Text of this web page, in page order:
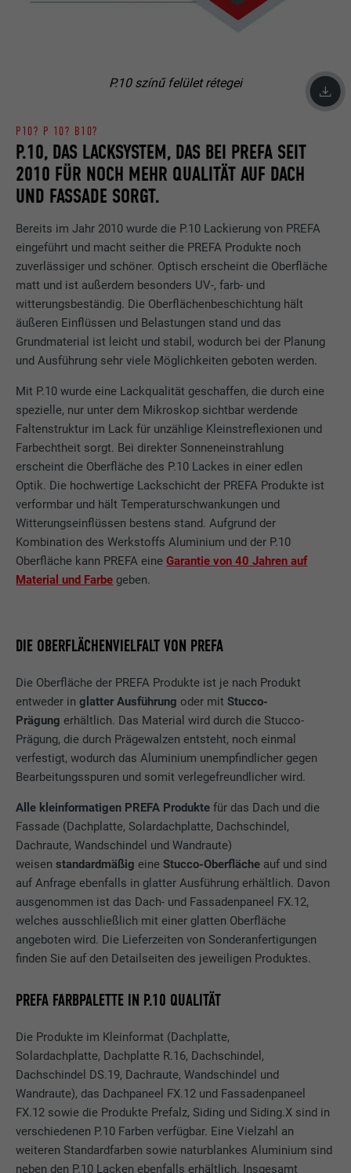
P.10, DAS LACKSYSTEM, DAS BEI PREFA SEIT
2010 FÜR NOCH MEHR QUALITÄT AUF DACH
UND FASSADE SORGT.
P10? P 10? B10?
Bereits im Jahr 2010 wurde die P.10 Lackierung von PREFA
eingeführt und macht seither die PREFA Produkte noch
zuverlässiger und schöner. Optisch erscheint die Oberfläche
matt und ist außerdem besonders UV-, farb- und
witterungsbeständig. Die Oberflächenbeschichtung hält
äußeren Einflüssen und Belastungen stand und das
Grundmaterial ist leicht und stabil, wodurch bei der Planung
und Ausführung sehr viele Möglichkeiten geboten werden.
Mit P.10 wurde eine Lackqualität geschaffen, die durch eine
spezielle, nur unter dem Mikroskop sichtbar werdende
Faltenstruktur im Lack für unzählige Kleinstreflexionen und
Farbechtheit sorgt. Bei direkter Sonneneinstrahlung
erscheint die Oberfläche des P.10 Lackes in einer edlen
Optik. Die hochwertige Lackschicht der PREFA Produkte ist
verformbar und hält Temperaturschwankungen und
Witterungseinflüssen bestens stand. Aufgrund der
Kombination des Werkstoffs Aluminium und der P.10
Oberfläche kann PREFA eineGarantie von 40 Jahren auf
Material und Farbe geben.
P.10 színű felület rétegei
DIE OBERFLÄCHENVIELFALT VON PREFA
Die Oberfläche der PREFA Produkte ist je nach Produkt
entweder inglatter Ausführung oder mitStucco-
Prägung erhältlich. Das Material wird durch die Stucco-
Prägung, die durch Prägewalzen entsteht, noch einmal
verfestigt, wodurch das Aluminium unempfindlicher gegen
Bearbeitungsspuren und somit verlegefreundlicher wird.
Alle kleinformatigen PREFA Produkte für das Dach und die
Fassade (Dachplatte, Solardachplatte, Dachschindel,
Dachraute, Wandschindel und Wandraute)
weisenstandardmäßig eineStucco-Oberfläche auf und sind
auf Anfrage ebenfalls in glatter Ausführung erhältlich. Davon
ausgenommen ist das Dach- und Fassadenpaneel FX.12,
welches ausschließlich mit einer glatten Oberfläche
angeboten wird. Die Lieferzeiten von Sonderanfertigungen
finden Sie auf den Detailseiten des jeweiligen Produktes.
PREFA FARBPALETTE IN P.10 QUALITÄT
Die Produkte im Kleinformat (Dachplatte,
Solardachplatte, Dachplatte R.16, Dachschindel,
Dachschindel DS.19, Dachraute, Wandschindel und
Wandraute), das Dachpaneel FX.12 und Fassadenpaneel
FX.12 sowie die Produkte Prefalz, Siding und Siding.X sind in
verschiedenen P.10 Farben verfügbar. Eine Vielzahl an
weiteren Standardfarben sowie naturblankes Aluminium sind
neben den P.10 Lacken ebenfalls erhältlich. Insgesamt